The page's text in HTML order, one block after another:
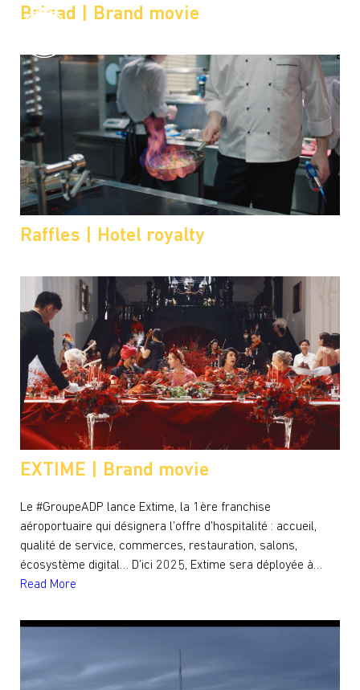
Brigad | Brand movie
Raffles | Hotel royalty
EXTIME | Brand movie
Le #GroupeADP lance Extime, la 1ère franchise
aéroportuaire qui désignera l’offre d’hospitalité : accueil,
qualité de service, commerces, restauration, salons,
écosystème digital… D’ici 2025, Extime sera déployée à…
Read More